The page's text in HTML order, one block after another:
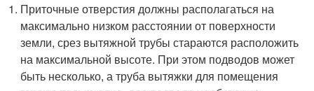
Приточные отверстия должны располагаться на
максимально низком расстоянии от поверхности
земли, срез вытяжной трубы стараются расположить
на максимальной высоте. При этом подводов может
быть несколько, а труба вытяжки для помещения